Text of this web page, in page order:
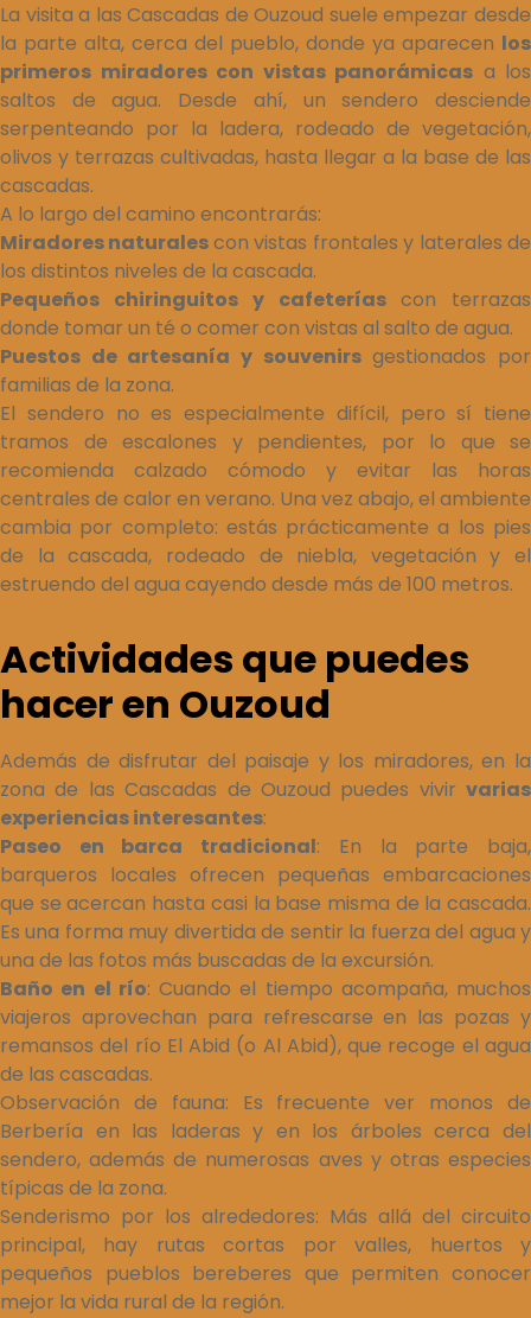
La visita a las Cascadas de Ouzoud suele empezar desde
la parte alta, cerca del pueblo, donde ya aparecen los
primeros miradores con vistas panorámicas a los
saltos de agua. Desde ahí, un sendero desciende
serpenteando por la ladera, rodeado de vegetación,
olivos y terrazas cultivadas, hasta llegar a la base de las
cascadas.
A lo largo del camino encontrarás:
Miradores naturalescon vistas frontales y laterales de
los distintos niveles de la cascada.
Pequeños chiringuitos y cafeterías con terrazas
donde tomar un té o comer con vistas al salto de agua.
Puestos de artesanía y souvenirsgestionados por
familias de la zona.
El sendero no es especialmente difícil, pero sí tiene
tramos de escalones y pendientes, por lo que se
recomienda calzado cómodo y evitar las horas
centrales de calor en verano. Una vez abajo, el ambiente
cambia por completo: estás prácticamente a los pies
de la cascada, rodeado de niebla, vegetación y el
estruendo del agua cayendo desde más de 100 metros.
Actividades que puedes
hacer en Ouzoud
Además de disfrutar del paisaje y los miradores, en la
zona de las Cascadas de Ouzoud puedes vivir varias
experiencias interesantes:
Paseo en barca tradicional: En la parte baja,
barqueros locales ofrecen pequeñas embarcaciones
que se acercan hasta casi la base misma de la cascada.
Es una forma muy divertida de sentir la fuerza del agua y
una de las fotos más buscadas de la excursión.
Baño en el río: Cuando el tiempo acompaña, muchos
viajeros aprovechan para refrescarse en las pozas y
remansos del río El Abid (o Al Abid), que recoge el agua
de las cascadas.
Observación de fauna: Es frecuente ver monos de
Berbería en las laderas y en los árboles cerca del
sendero, además de numerosas aves y otras especies
típicas de la zona.
Senderismo por los alrededores: Más allá del circuito
principal, hay rutas cortas por valles, huertos y
pequeños pueblos bereberes que permiten conocer
mejor la vida rural de la región.